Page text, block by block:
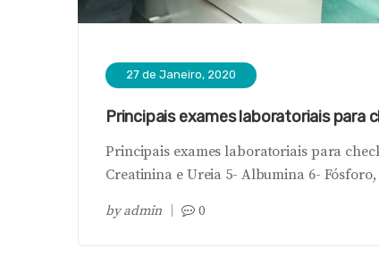
27 de Janeiro, 2020
Principais exames laboratoriais para
Principais exames laboratoriais para
Creatinina e Ureia 5- Albumina 6- Fósforo,
byadmin 0